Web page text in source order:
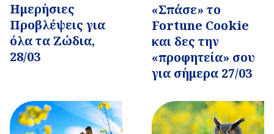
Ημερήσιες
Προβλέψεις για
όλα τα Ζώδια,
28/03
«Σπάσε» το
Fortune Cookie
και δες την
«προφητεία» σου
για σήμερα 27/03